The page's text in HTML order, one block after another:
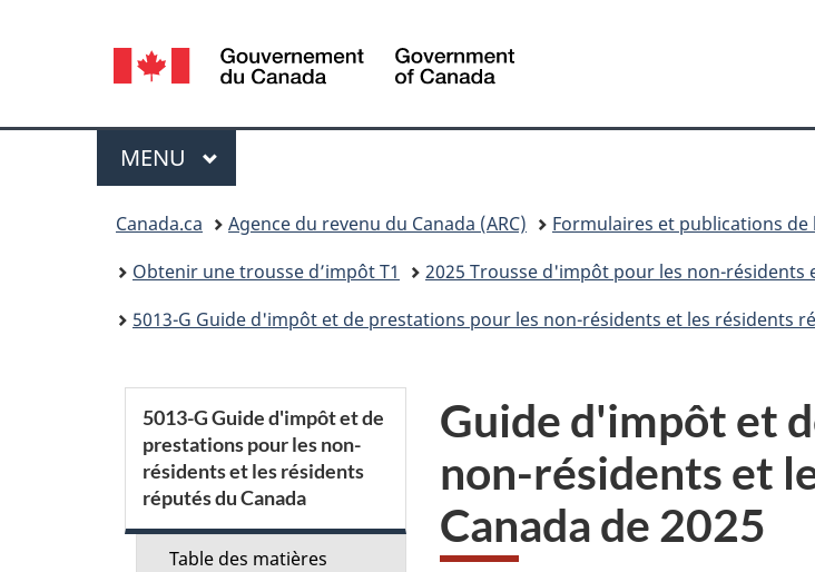
sujet
la
HTML
Sélection
de
la
langue
Canada
Menu
MENU PRINCIPAL
Canada.ca Agence du revenu du Canada (ARC) Formulaires et publications de
Obtenir une trousse d’impôt T1
2025 Trousse d'impôt pour les non-résidents
5013-G Guide d'impôt et de prestations pour les non-résidents et les résidents
Guide d'impôt et
non-résidents et
Canada de 2025
c
5013-G Guide d'impôt et de
prestations pour les non-
résidents et les résidents
réputés du Canada
Table des matières